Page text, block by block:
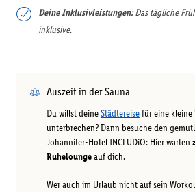
Deine Inklusivleistungen:Das tägliche
inklusive.
Auszeit in der Sauna
Du willst deineStädtereisefür eine kleine
unterbrechen? Dann besuche den
Johanniter-Hotel INCLUDiO: Hier warten
Ruheloungeauf dich.
Wer auch im Urlaub nicht auf sein